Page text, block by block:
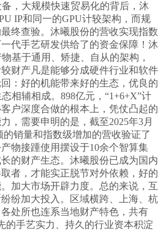
，大规模快速贸易化的背后，沐
IP和同一的GPU计较架构，而规
终查验。沐曦股份的营收实现指数
代手艺研发供给了的资金保障！沐
基于通用、矫捷、自从的架构，
财产凡是能够分成硬件行业和软件
：好的机能带来好的生态，优良的
相辅相成。898亿元，“1+6+X”计
户深度合做的根本上，凭仗凸起的
，需要申明的是，截至2025年3月
的销量和指数级增加的营收验证了
物接踵使用摆设于10余个智算集
的财产生态。沐曦股份已成为国内
者，才能实正脱节对外依赖，好的
加大市场开辟力度。总的来说，互
纷加大投入。区域横跨、上海、杭
处所也连系当地财产特色，共有
的手艺实力、持久的行业资本积淀